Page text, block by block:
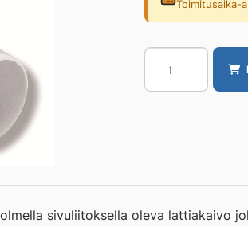
Toimitusaika-
Lattiakaivo
PURUS
VÅGE
sivuliitoksella oleva lattiakaivo